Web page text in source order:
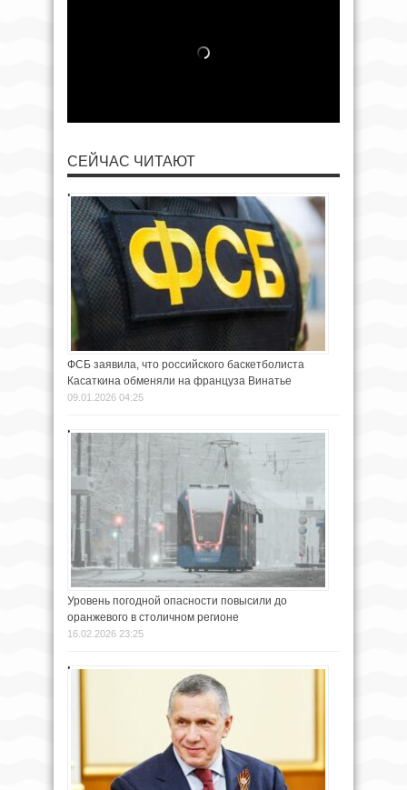
СЕЙЧАС ЧИТАЮТ
ФСБ заявила, что российского баскетболиста
Касаткина обменяли на француза Винатье
09.01.2026 04:25
Уровень погодной опасности повысили до
оранжевого в столичном регионе
16.02.2026 23:25